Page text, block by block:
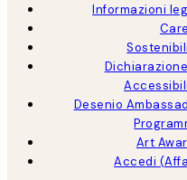
Informazioni
Desenio
Art
Accedi